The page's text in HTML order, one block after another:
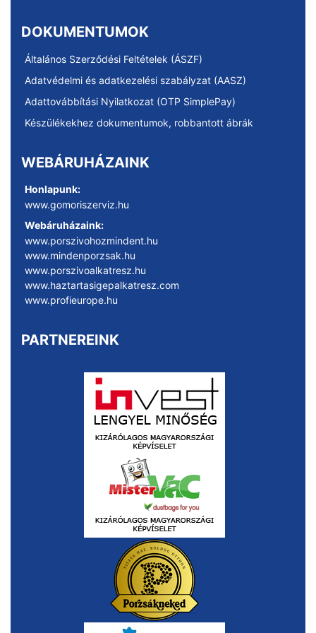
DOKUMENTUMOK
Általános Szerződési Feltételek (ÁSZF)
Adatvédelmi és adatkezelési szabályzat (AASZ)
Adattovábbítási Nyilatkozat (OTP SimplePay)
Készülékekhez dokumentumok, robbantott ábrák
WEBÁRUHÁZAINK
Honlapunk:
www.gomoriszerviz.hu
Webáruházaink:
www.porszivohozmindent.hu
www.mindenporzsak.hu
www.porszivoalkatresz.hu
www.haztartasigepalkatresz.com
www.profieurope.hu
PARTNEREINK